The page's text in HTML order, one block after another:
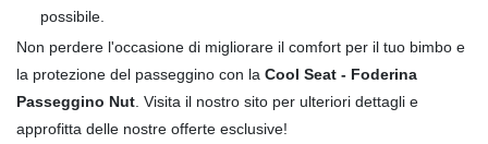
possibile.
Non perdere l'occasione di migliorare il comfort per il tuo bimbo e
la protezione del passeggino con la Cool Seat - Foderina
Passeggino Nut. Visita il nostro sito per ulteriori dettagli e
approfitta delle nostre offerte esclusive!